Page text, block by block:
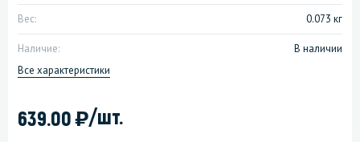
Вес: 0.073 кг
Наличие:
В наличии
Все характеристики
639.00)/шт.